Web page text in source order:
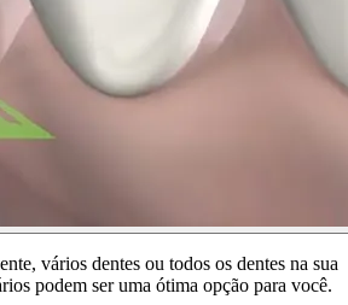
vários dentes ou todos os dentes na sua
podem ser uma ótima opção para você.